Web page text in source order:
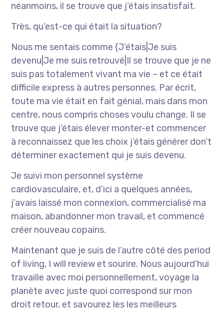
néanmoins, il se trouve que j’étais insatisfait.
Très, qu’est-ce qui était la situation?
Nous me sentais comme {J’étais|Je suis
devenu|Je me suis retrouvé|Il se trouve que je ne
suis pas totalement vivant ma vie – et ce était
difficile express à autres personnes. Par écrit,
toute ma vie était en fait génial, mais dans mon
centre, nous compris choses voulu change. Il se
trouve que j’étais élever monter-et commencer
à reconnaissez que les choix j’étais générer don’t
déterminer exactement qui je suis devenu.
Je suivi mon personnel système
cardiovasculaire, et, d’ici a quelques années,
j’avais laissé mon connexion, commercialisé ma
maison, abandonner mon travail, et commencé
créer nouveau copains.
Maintenant que je suis de l’autre côté des period
of living, I will review et sourire. Nous aujourd’hui
travaille avec moi personnellement, voyage la
planète avec juste quoi correspond sur mon
droit retour, et savourez les les meilleurs